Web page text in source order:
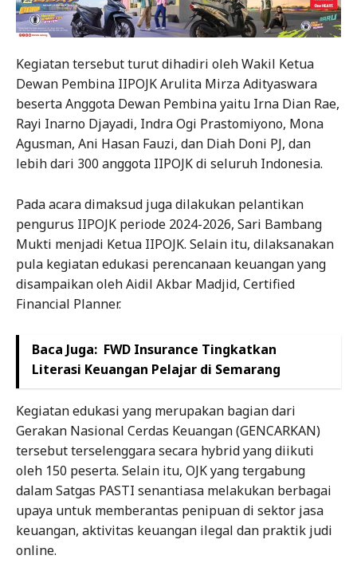
Kegiatan tersebut turut dihadiri oleh Wakil Ketua
Dewan Pembina IIPOJK Arulita Mirza Adityaswara
beserta Anggota Dewan Pembina yaitu Irna Dian Rae,
Rayi Inarno Djayadi, Indra Ogi Prastomiyono, Mona
Agusman, Ani Hasan Fauzi, dan Diah Doni PJ, dan
lebih dari 300 anggota IIPOJK di seluruh Indonesia.
Pada acara dimaksud juga dilakukan pelantikan
pengurus IIPOJK periode 2024-2026, Sari Bambang
Mukti menjadi Ketua IIPOJK. Selain itu, dilaksanakan
pula kegiatan edukasi perencanaan keuangan yang
disampaikan oleh Aidil Akbar Madjid, Certified
Financial Planner.
Baca Juga: FWD Insurance Tingkatkan
Literasi Keuangan Pelajar di Semarang
Kegiatan edukasi yang merupakan bagian dari
Gerakan Nasional Cerdas Keuangan (GENCARKAN)
tersebut terselenggara secara hybrid yang diikuti
oleh 150 peserta. Selain itu, OJK yang tergabung
dalam Satgas PASTI senantiasa melakukan berbagai
upaya untuk memberantas penipuan di sektor jasa
keuangan, aktivitas keuangan ilegal dan praktik judi
online.